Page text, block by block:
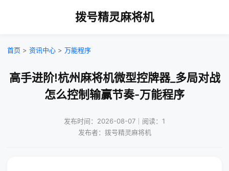
拨号精灵麻将机
首页 > 资讯中心 > 万能程序
高手进阶!杭州麻将机微型控牌器_多局对战
怎么控制输赢节奏-万能程序
发布时间：2026-08-07｜阅读：1
发布者：拨号精灵麻将机